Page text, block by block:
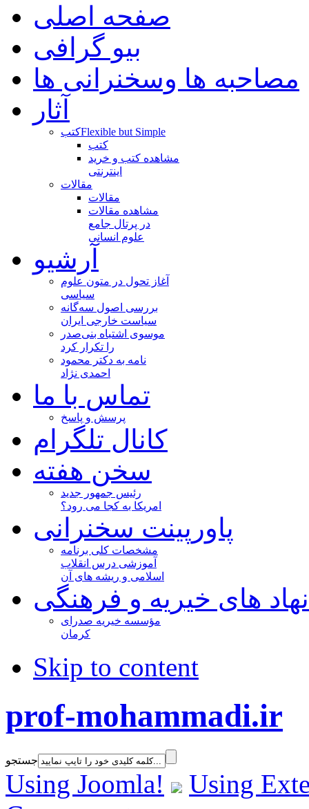
صفحه اصلی
بیو گرافی
مصاحبه ها وسخنرانی ها
آثار
کتبFlexible but Simple
کتب
مشاهده کتب و خرید
اینترنتی
مقالات
مقالات
مشاهده مقالات
در پرتال جامع
علوم انسانی
آرشیو
آغاز تحول در متون علوم
سیاسی
بررسی اصول سه‌گانه
سیاست خارجی ایران
موسوی اشتباه بنی‌صدر
را تکرار کرد
نامه به دکتر محمود
احمدی نژاد
تماس با ما
پرسش و پاسخ
کانال تلگرام
سخن هفته
رئیس جمهور جدید
امریکا به کجا می رود؟
پاورپینت سخنرانی
مشخصات کلی برنامه
آموزشی درس انقلاب
اسلامی و ریشه های آن
نهاد های خیریه و فرهنگی
مؤسسه خیریه صدرای
کرمان
Skip to content
prof-mohammadi.ir
جستجو
Using Joomla!
Using